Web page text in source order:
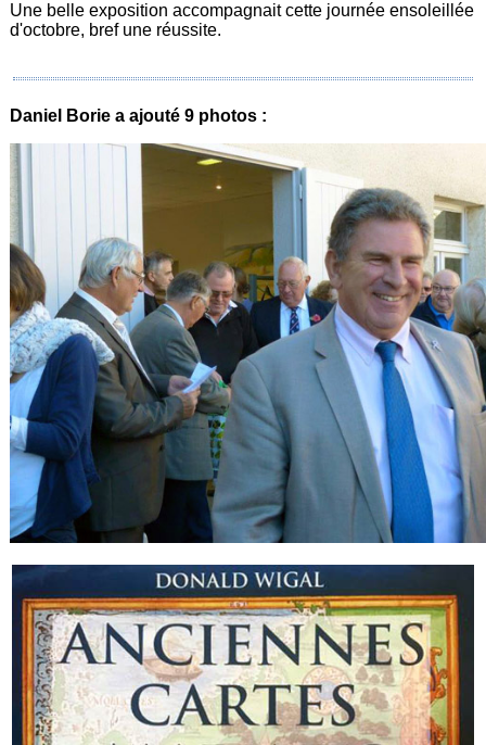
Une belle exposition accompagnait cette journée ensoleillée
d'octobre, bref une réussite.
Daniel Borie a ajouté 9 photos :